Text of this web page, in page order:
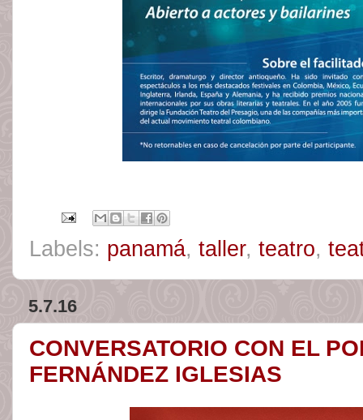
Labels: panamá, taller, teatro,
5.7.16
CONVERSATORIO CON EL
FERNÁNDEZ IGLESIAS